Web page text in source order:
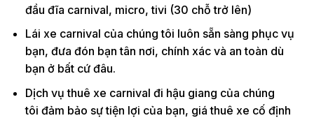
đầu đĩa carnival, micro, tivi (30 chỗ trở lên)
Lái xe carnival của chúng tôi luôn sẵn sàng phục vụ
bạn, đưa đón bạn tân nơi, chính xác và an toàn dù
bạn ở bất cứ đâu.
Dịch vụ thuê xe carnival đi hậu giang của chúng
tôi đảm bảo sự tiện lợi của bạn, giá thuê xe cố định